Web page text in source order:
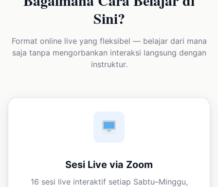
Sini?
Format online live yang fleksibel — belajar dari mana
saja tanpa mengorbankan interaksi langsung dengan
instruktur.
Sesi Live via Zoom
16 sesi live interaktif setiap Sabtu–Minggu,